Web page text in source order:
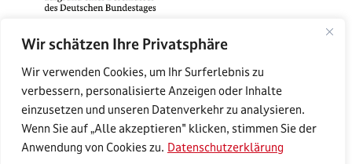
Wir schätzen Ihre Privatsphäre
Wir verwenden Cookies, um Ihr Surferlebnis zu
verbessern, personalisierte Anzeigen oder Inhalte
einzusetzen und unseren Datenverkehr zu analysieren.
Wenn Sie auf „Alle akzeptieren" klicken, stimmen Sie der
Anwendung von Cookies zu. Datenschutzerklärung
Das Mittelstand-Digital Zentrum Rostock gehört zu
Mittelstand-Digital. Mit dem Mittelstand-Digital
Netzwerk unterstützt das Bundesministerium für
Wirtschaft und Energie die Digitalisierung in kleinen
und mittleren Unternehmen und dem Handwerk.